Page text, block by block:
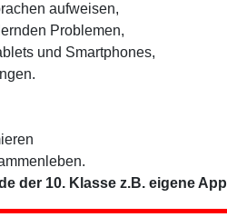
aufweisen,
Problemen,
und Smartphones,
der 10. Klasse z.B. eigene